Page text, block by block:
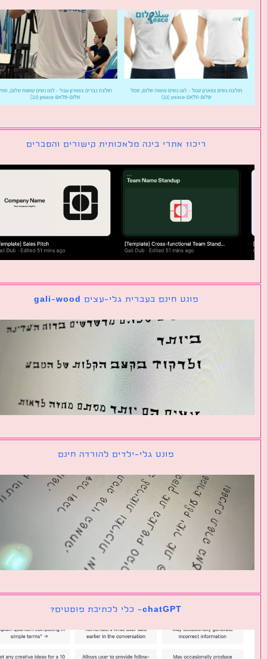
ריכוז אתרי בינה מלאכותית קישורים והסברים
פונט חינם בעברית גלי-עצים gali-wood
פונט גלי-ילדים להורדה חינם
chatGPT- כלי לכתיבת פוסטים?